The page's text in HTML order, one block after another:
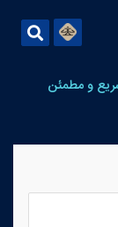
و مطمئن